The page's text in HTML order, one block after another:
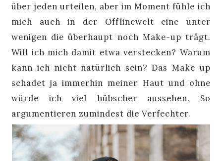
über jeden urteilen, aber im Moment fühle ich
mich auch in der Offlinewelt eine unter
wenigen die überhaupt noch Make-up trägt.
Will ich mich damit etwa verstecken? Warum
kann ich nicht natürlich sein? Das Make up
schadet ja immerhin meiner Haut und ohne
würde ich viel hübscher aussehen. So
argumentieren zumindest die Verfechter.